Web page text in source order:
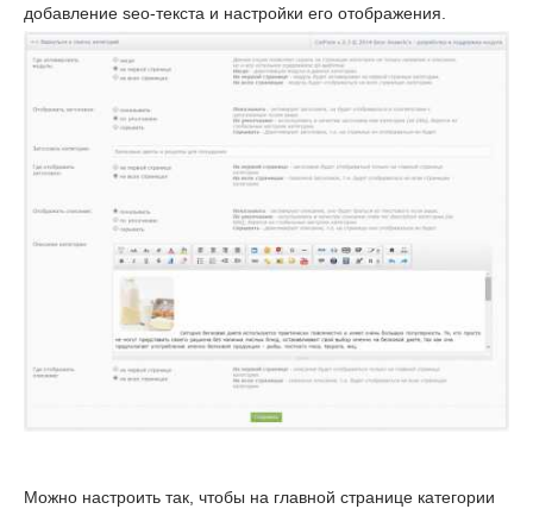
добавление seo-текста и настройки его отображения.
Можно настроить так, чтобы на главной странице категории